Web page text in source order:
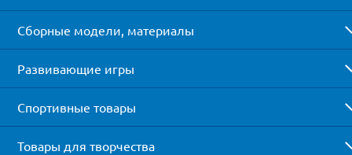
Сборные модели, материалы
Развивающие игры
Спортивные товары
Товары для творчества